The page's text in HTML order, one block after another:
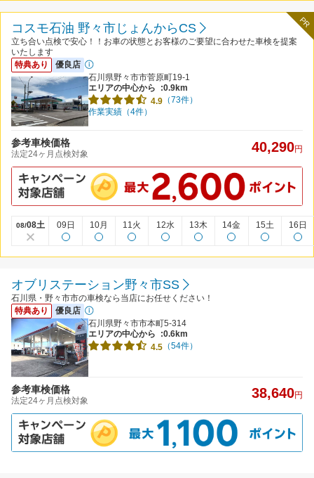
PR
コスモ石油 野々市じょんからCS
立ち合い点検で安心！！お車の状態とお客様のご要望に合わせた車検を提案
いたします
特典あり
優良店
石川県野々市市菅原町19-1
エリアの中心から
:0.9km
4.9 （73件）
作業実績（4件）
参考車検価格
法定24ヶ月点検対象 40,290円
08/08土 09日 10月 11火 12水 13木 14金 15土 16日
オブリステーション野々市SS
石川県・野々市市の車検なら当店にお任せください！
特典あり
優良店
石川県野々市市本町5-314
エリアの中心から
:0.6km
4.5 （54件）
参考車検価格
法定24ヶ月点検対象 38,640円